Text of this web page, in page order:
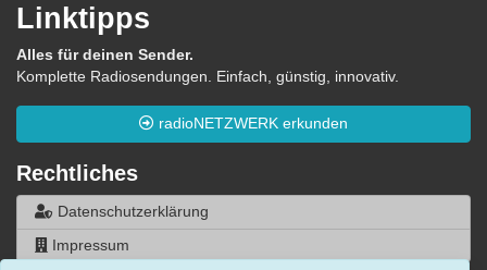
Linktipps
Alles für deinen Sender.
Komplette Radiosendungen. Einfach, günstig, innovativ.
radioNETZWERK erkunden
Rechtliches
Datenschutzerklärung
Impressum